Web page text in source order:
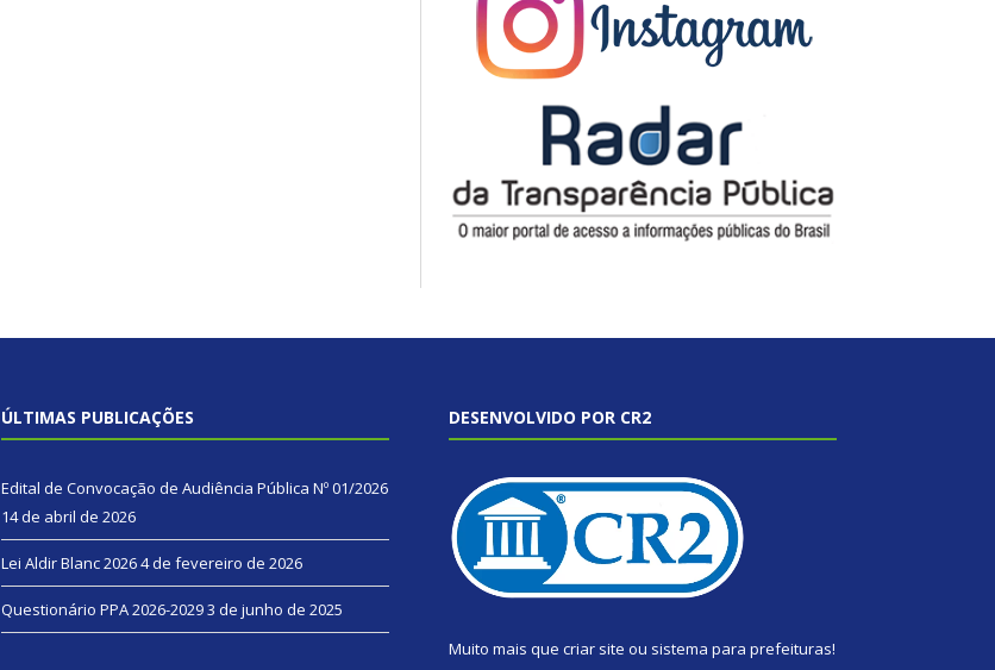
ÚLTIMAS PUBLICAÇÕES
Edital de Convocação de Audiência Pública Nº 01/2026
14 de abril de 2026
Lei Aldir Blanc 20264 de fevereiro de 2026
Questionário PPA 2026-20293 de junho de 2025
DESENVOLVIDO POR CR2
Muito mais que criar site ou sistema para prefeituras!